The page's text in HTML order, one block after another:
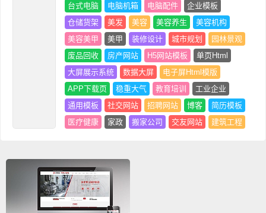
台式电脑
电脑机箱 电脑配件
企业模板
仓储货架
美发 美容 美容养生
美容机构
美容美甲
美甲 装修设计 城市规划
园林景观
废品回收
房产网站 H5网站模板
单页Html
大屏展示系统
数据大屏
电子屏Html模版
APP下载页
稳重大气 教育培训
工业企业
通用模板
社交网站 招聘网站 博客
简历模板
医疗健康
家政 搬家公司 交友网站 建筑工程